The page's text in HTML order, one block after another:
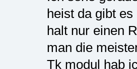
heist da gibt
halt nur einen
man die
Tk modul hab